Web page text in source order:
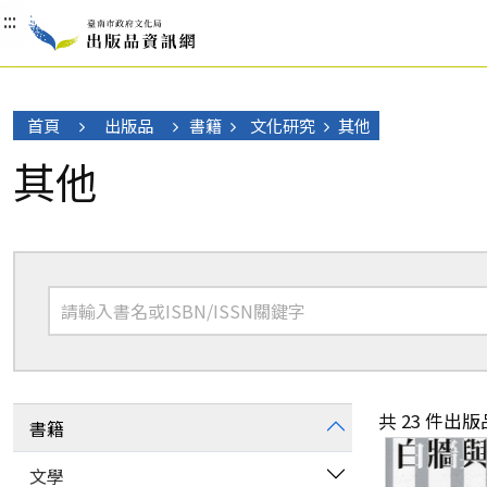
:::
:::
:::
首頁 出版品 書籍 文化研究 其他
其他
書籍
文學
共 23 件出版